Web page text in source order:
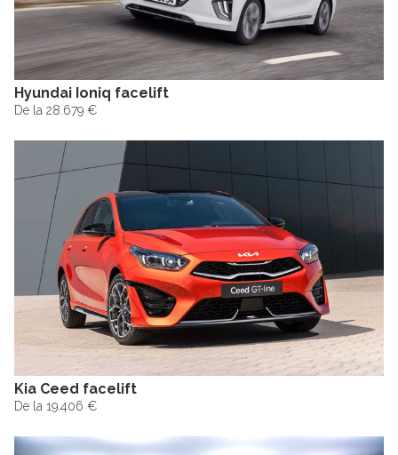
Hyundai Ioniq facelift
De la 28.679 €
Kia Ceed facelift
De la 19.406 €